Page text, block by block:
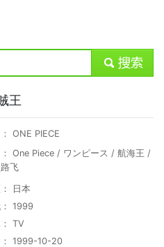
submit
王
ONE PIECE
One Piece / ワンピース / 航海王 /
飞
日本
1999
TV
： 1999-10-20